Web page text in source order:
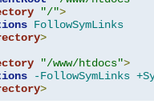
"/">
FollowSymLinks
>
"/www/htdocs">
-FollowSymLinks
>